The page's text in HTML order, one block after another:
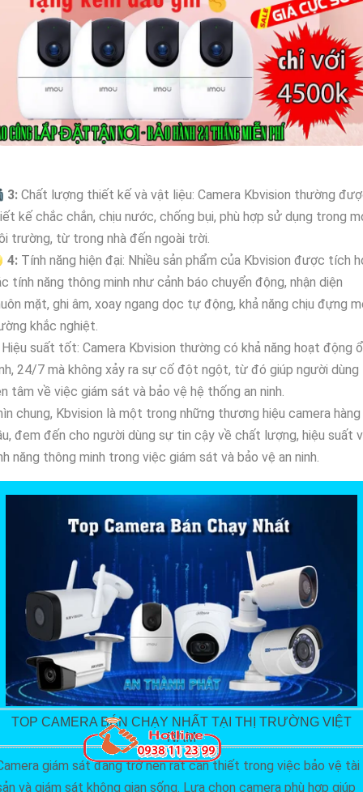
3: Chất lượng thiết kế và vật liệu: Camera Kbvision thường
kế chắc chắn, chịu nước, chống bụi, phù hợp sử dụng trong
trường, từ trong nhà đến ngoài trời.
4: Tính năng hiện đại: Nhiều sản phẩm của Kbvision được tích
tính năng thông minh như cảnh báo chuyển động, nhận diện
mặt, ghi âm, xoay ngang dọc tự động, khả năng chịu đựng
khắc nghiệt.
suất tốt: Camera Kbvision thường có khả năng hoạt động
24/7 mà không xảy ra sự cố đột ngột, từ đó giúp người dùng
tâm về việc giám sát và bảo vệ hệ thống an ninh.
chung, Kbvision là một trong những thương hiệu camera hàng
đem đến cho người dùng sự tin cậy về chất lượng, hiệu suất
năng thông minh trong việc giám sát và bảo vệ an ninh.
TOP CAMERA BÁN CHẠY NHẤT TẠI THỊ TRƯỜNG VIỆT
NAM
giám sát đang trở nên rất cần thiết trong việc bảo vệ tài
và giám sát không gian sống. Lựa chọn camera phù hợp giúp